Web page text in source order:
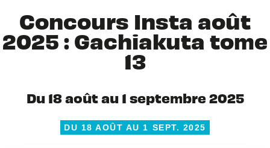
Concours Insta août
2025 : Gachiakuta tome
13
Du 18 août au 1 septembre 2025
DU 18 AOÛT AU 1 SEPT. 2025